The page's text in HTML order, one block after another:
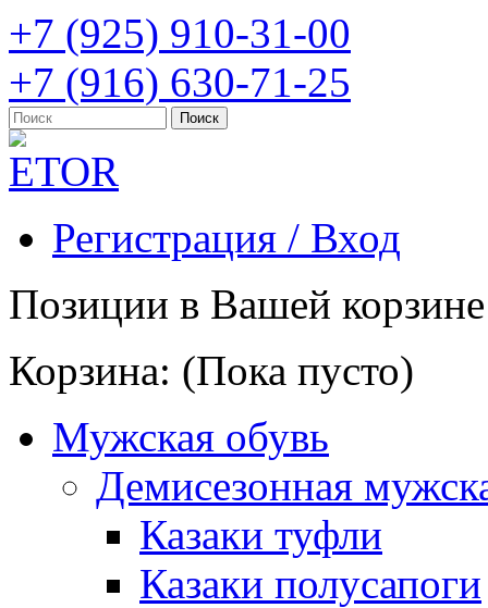
+7 (925) 910-31-00
+7 (916) 630-71-25
Регистрация / Вход
Позиции в Вашей
Корзина: (Пока пусто)
Мужская обувь
Демисезонная
Казаки туфли
Казаки полусапоги